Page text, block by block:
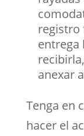
registro
entrega
anexar
Tenga en
hacer el